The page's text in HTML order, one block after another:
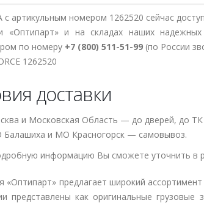
артикульным номером 1262520 сейчас
«Оптипарт» и на складах наших
по номеру +7 (800) 511-51-99 (по России
1262520
доставки
и Московская Область — до дверей, до ТК
и МО Красногорск — самовывоз.
информацию Вы сможете уточнить в
«Оптипарт» предлагает широкий
представлены как оригинальные